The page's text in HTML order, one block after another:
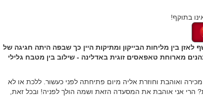
בתוקף!
לאזן בין מליחות הבייקון ומתיקות היין כך שבפה היתה חגיגה של
מארוחת טאפאסים זוגית באדלינה - שילוב בין מטבח גלילי
ואוהבת וחוזרת אליה מיום פתיחתה לפני כעשור. ללכת או לא
הרי אני אוהבת את המסעדה הזאת ושמה הולך לפניה! ובכל זאת,